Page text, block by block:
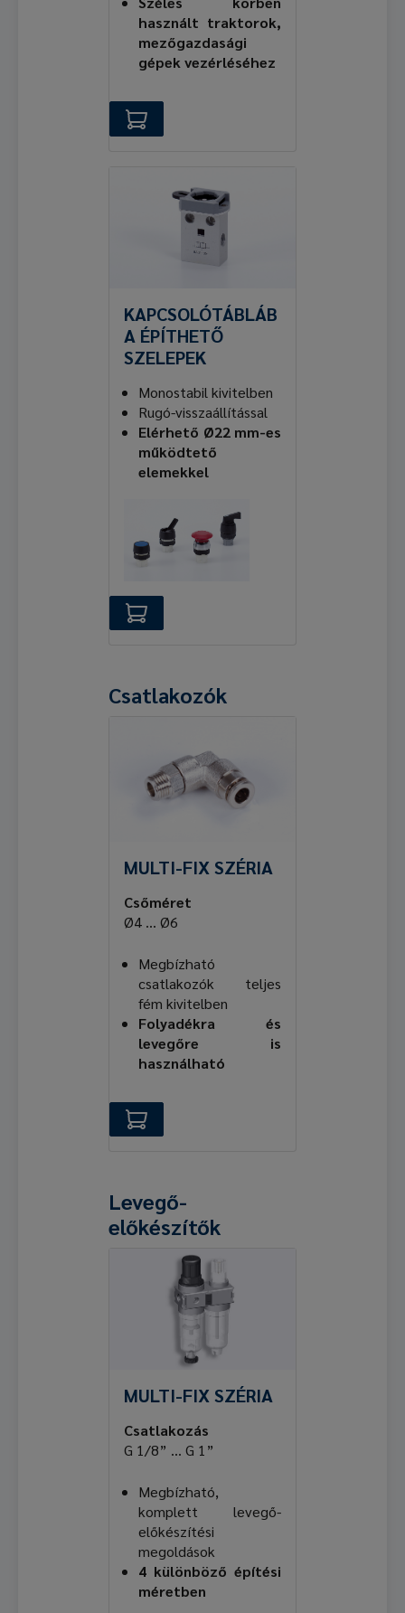
használt traktorok,
mezőgazdasági
gépek vezérléséhez
KAPCSOLÓTÁBLÁB
A ÉPÍTHETŐ
SZELEPEK
Monostabil kivitelben
Rugó-visszaállítással
Elérhető Ø22 mm-es
működtető
elemekkel
Csatlakozók
MULTI-FIX SZÉRIA
Csőméret
Ø4 ... Ø6
Megbízható
csatlakozók teljes
fém kivitelben
Folyadékra és
levegőre is
használható
Levegő-
előkészítők
MULTI-FIX SZÉRIA
Csatlakozás
G 1/8” ... G 1”
Megbízható,
komplett levegő-
előkészítési
megoldások
4 különböző építési
méretben